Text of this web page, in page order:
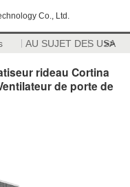
Co., Ltd.
AU SUJET DES USA
>>
rideau Cortina
de porte de